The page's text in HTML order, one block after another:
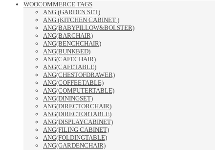
WOOCOMMERCE TAGS
ANG (GARDEN SET)
ANG (KITCHEN CABINET )
ANG(BABYPILLOW&BOLSTER)
ANG(BARCHAIR)
ANG(BENCHCHAIR)
ANG(BUNKBED)
ANG(CAFECHAIR)
ANG(CAFETABLE)
ANG(CHESTOFDRAWER)
ANG(COFFEETABLE)
ANG(COMPUTERTABLE)
ANG(DININGSET)
ANG(DIRECTORCHAIR)
ANG(DIRECTORTABLE)
ANG(DISPLAYCABINET)
ANG(FILING CABINET)
ANG(FOLDINGTABLE)
ANG(GARDENCHAIR)